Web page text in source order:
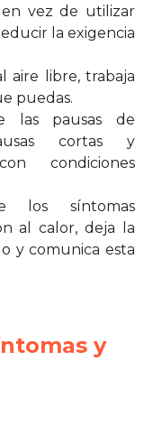
en vez de utilizar
la exigencia
aire libre, trabaja
puedas.
las pausas de
cortas y
condiciones
los síntomas
al calor, deja la
y comunica esta
y